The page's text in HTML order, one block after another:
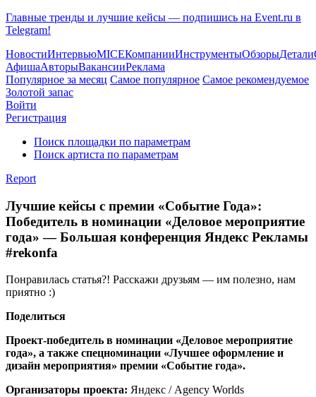
Главные тренды и лучшие кейсы — подпишись на Event.ru в
Telegram!
НовостиИнтервьюMICEКомпанииИнструментыОбзорыДетали
АфишаАвторыВакансииРеклама
Популярное за месяц Самое популярное Самое рекомендуемое
Золотой запас
Войти
Регистрация
Поиск площадки по параметрам
Поиск артиста по параметрам
Report
Лучшие кейсы с премии «Событие Года»:
Победитель в номинации «Деловое мероприятие
года» — Большая конференция Яндекс Рекламы
#rekonfa
Понравилась статья?! Расскажи друзьям — им полезно, нам
приятно :)
Поделиться
Проект-победитель в номинации «Деловое мероприятие
года», а также спецноминации «Лучшее оформление и
дизайн мероприятия» премии «Событие года».
Организаторы проекта: Яндекс / Agency Worlds